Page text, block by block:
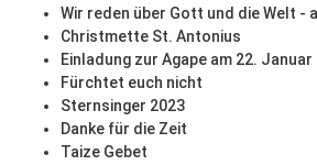
Wir reden über Gott und die Welt -
Christmette St. Antonius
Einladung zur Agape am 22. Januar
Fürchtet euch nicht
Sternsinger 2023
Danke für die Zeit
Taize Gebet